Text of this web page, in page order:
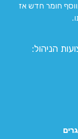
חומר חדש אז
הניהול: